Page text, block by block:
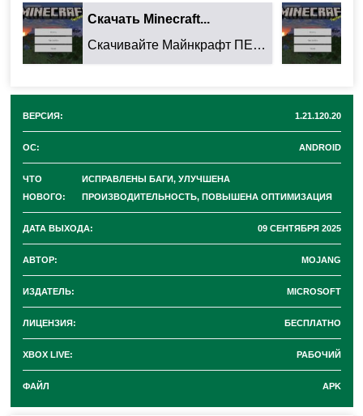
устройствах, что позволяет снизить лаги и
повысить плавность геймплея.
Улучшена загрузка миров и ресурсов, что
2. Исправления ошибок
Устранены сбои и вылеты, возникавшие при
Исправлены проблемы с сохранением прогресса
Решены баги, связанные с отображением текстур
и графики.
3. Обновления интерфейса
Скачать Minecraft...
Скачивайте Майнкрафт ПЕ 26.32.02 для Android: ...
ВЕРСИЯ: 1.21.120.20
ОС: ANDROID
ЧТО
НОВОГО:
ИСПРАВЛЕНЫ БАГИ, УЛУЧШЕНА
ПРОИЗВОДИТЕЛЬНОСТЬ, ПОВЫШЕНА ОПТИМИЗАЦИЯ
ДАТА ВЫХОДА: 09 СЕНТЯБРЯ 2025
АВТОР: MOJANG
ИЗДАТЕЛЬ: MICROSOFT
ЛИЦЕНЗИЯ: БЕСПЛАТНО
XBOX LIVE: РАБОЧИЙ
ФАЙЛ APK